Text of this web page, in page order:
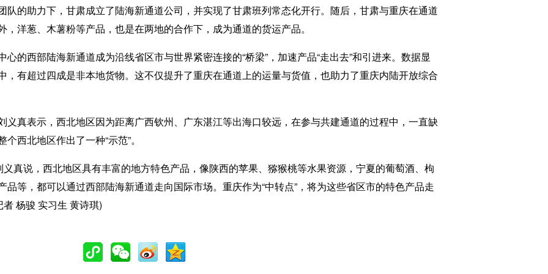
助力下，甘肃成立了陆海新通道公司，并实现了甘肃班列常态化开行。随后，甘肃与重庆在通道
洋葱、木薯粉等产品，也是在两地的合作下，成为通道的货运产品。
西部陆海新通道成为沿线省区市与世界紧密连接的“桥梁”，加速产品“走出去”和引进来。数据显
，有超过四成是非本地货物。这不仅提升了重庆在通道上的运量与货值，也助力了重庆内陆开放综合
表示，西北地区因为距离广西钦州、广东湛江等出海口较远，在参与共建通道的过程中，一直缺
西北地区作出了一种“示范”。
说，西北地区具有丰富的地方特色产品，像陕西的苹果、猕猴桃等水果资源，宁夏的葡萄酒、枸
等，都可以通过西部陆海新通道走向国际市场。重庆作为“中转点”，将为这些省区市的特色产品走
杨骏 实习生 黄诗琪)